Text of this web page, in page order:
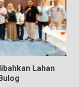
Lahan